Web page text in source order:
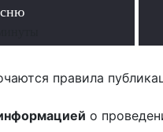
правила
о